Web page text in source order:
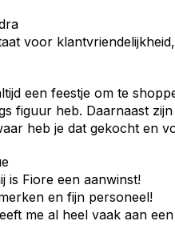
voor
een feestje om te
figuur heb. Daarnaast
heb je dat gekocht en
is Fiore een aanwinst!
en fijn personeel!
me al heel vaak aan